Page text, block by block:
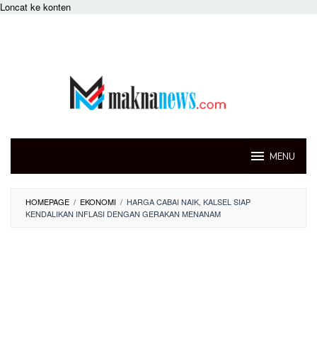
Loncat ke konten
MENU
HOMEPAGE / EKONOMI / HARGA CABAI NAIK, KALSEL SIAP
KENDALIKAN INFLASI DENGAN GERAKAN MENANAM